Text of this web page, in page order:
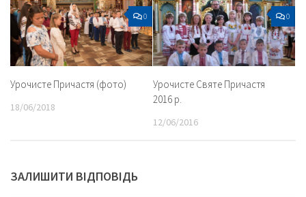
0
Урочисте Причастя (фото)
18/06/2018
0
Урочисте Святе Причастя
2016 р.
12/06/2016
ЗАЛИШИТИ ВІДПОВІДЬ